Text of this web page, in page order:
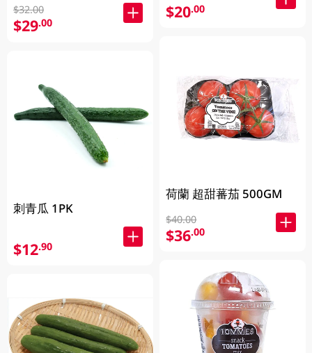
$32.00
$29.00
刺青瓜 1PK
$12.90
$20.00
荷蘭 超甜蕃茄 500GM
$40.00
$36.00